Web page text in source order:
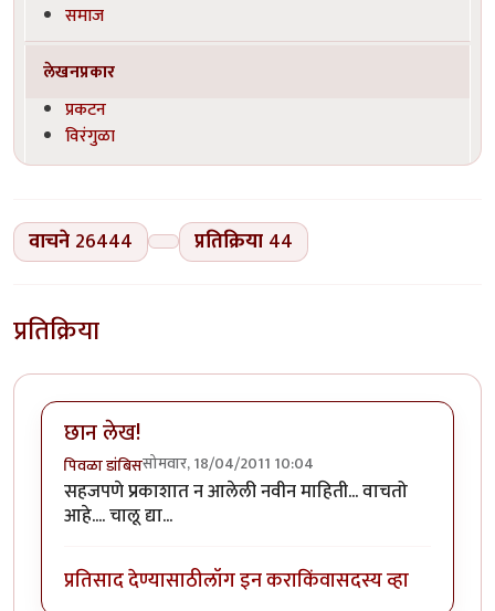
समाज
लेखनप्रकार
प्रकटन
विरंगुळा
वाचने 26444 प्रतिक्रिया 44
प्रतिक्रिया
छान लेख!
पिवळा डांबिससोमवार, 18/04/2011 10:04
सहजपणे प्रकाशात न आलेली नवीन माहिती... वाचतो
आहे.... चालू द्या...
प्रतिसाद देण्यासाठीलॉग इन कराकिंवासदस्य व्हा